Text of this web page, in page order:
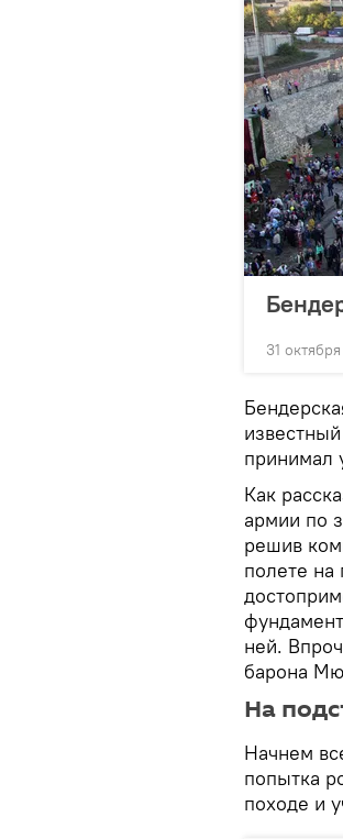
31
принимал
Как
армии по
решив
полете на
ней.
барона
На
Начнем
попытка
походе и